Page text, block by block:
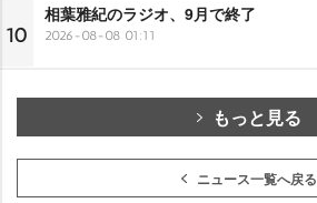
10
相葉雅紀のラジオ、9月で終了
2026-08-08 01:11
もっと見る
ニュース一覧へ戻る